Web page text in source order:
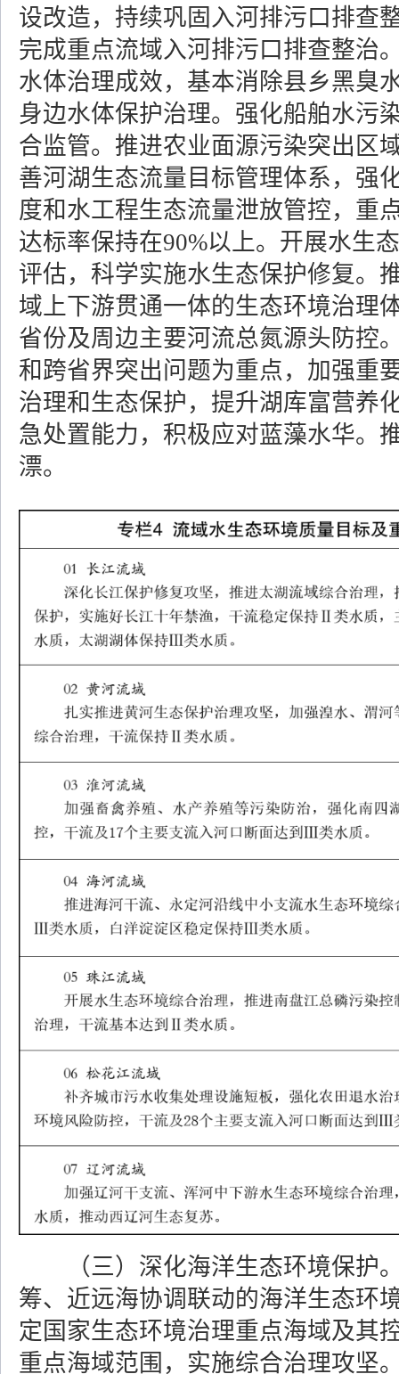
设改造，持续巩固入河排污口排查
完成重点流域入河排污口排查整治
水体治理成效，基本消除县乡黑臭
身边水体保护治理。强化船舶水污
合监管。推进农业面源污染突出区
善河湖生态流量目标管理体系，强
度和水工程生态流量泄放管控，重
达标率保持在90%以上。开展水生
评估，科学实施水生态保护修复。
域上下游贯通一体的生态环境治理
省份及周边主要河流总氮源头防控
和跨省界突出问题为重点，加强重
治理和生态保护，提升湖库富营养
急处置能力，积极应对蓝藻水华。
漂。
（三）深化海洋生态环境保护
筹、近远海协调联动的海洋生态环
定国家生态环境治理重点海域及其
重点海域范围，实施综合治理攻坚